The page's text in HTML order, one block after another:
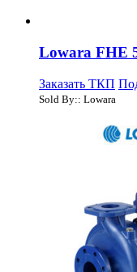
Lowara FHE
Заказать ТКП
Sold By:: Lowara